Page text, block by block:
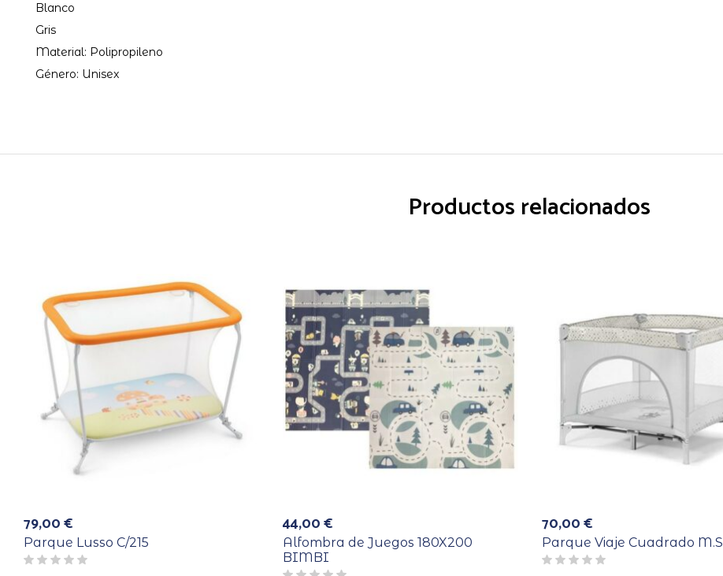
Blanco
Gris
Material: Polipropileno
Género: Unisex
Productos relacionados
79,00€
Parque Lusso C/215
44,00€
Alfombra de Juegos 180X200
BIMBI
70,00€
Parque Viaje Cuadrado M.S